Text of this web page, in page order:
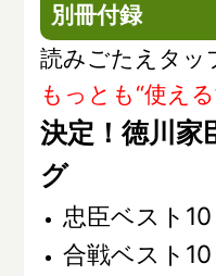
別冊付録
読みごたえタッ
もっとも“使え
決定！徳川家
グ
忠臣ベスト10
合戦ベスト10